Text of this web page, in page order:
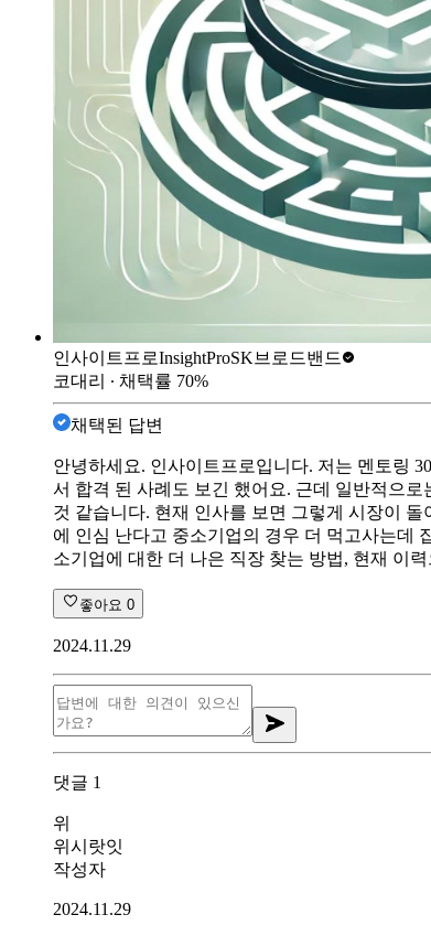
인사이트프로InsightProSK브로드밴드
코대리 ∙ 채택률 70%
채택된 답변
안녕하세요. 인사이트프로입니다. 저는 멘토링
서 합격 된 사례도 보긴 했어요. 근데 일반적으
것 같습니다. 현재 인사를 보면 그렇게 시장이
에 인심 난다고 중소기업의 경우 더 먹고사는데
소기업에 대한 더 나은 직장 찾는 방법, 현재 이
좋아요 0
2024.11.29
댓글 1
위
위시랏잇
작성자
2024.11.29